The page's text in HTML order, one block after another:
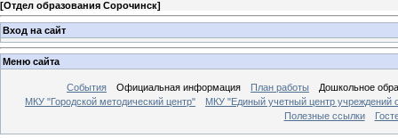
[Отдел образования Сорочинск]
Вход на сайт
Меню сайта
События Официальная информация План работы
Дошкольное
МКУ "Городской методический центр"
МКУ "Единый учетный центр учреждений
Полезные ссылки